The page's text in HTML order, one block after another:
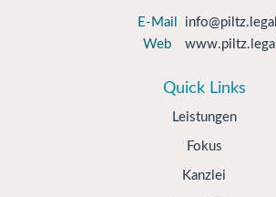
E-Mail
info@piltz.legal
Web
www.piltz.legal
Quick Links
Leistungen
Fokus
Kanzlei